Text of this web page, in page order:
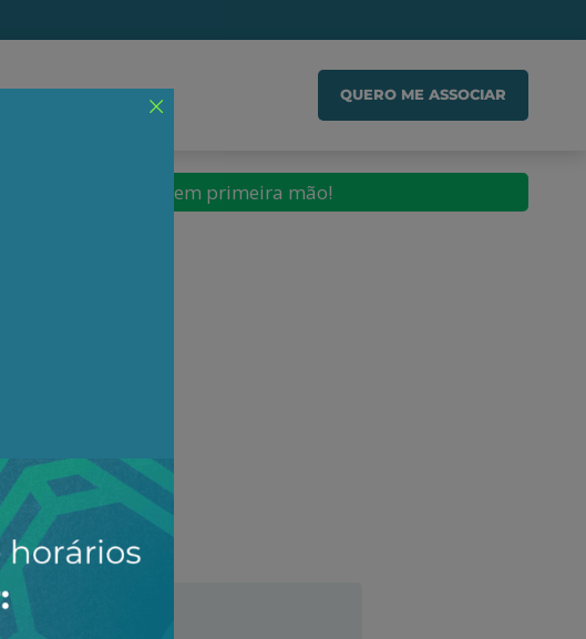
ASSOCIADO QUERO ME ASSOCIAR
nossos conteúdos em primeira mão!